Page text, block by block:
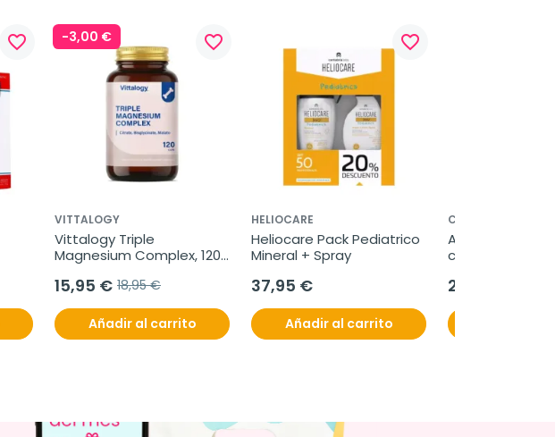
favorite_border -3,00 € favorite_border
VITTALOGY
Vittalogy Triple
Magnesium Complex, 120
15,95 € 18,95 €
Añadir al carrito
favorite_border
HELIOCARE
Heliocare Pack Pediatrico
Mineral + Spray
37,95 €
Añadir al carrito
CANTABRIA LABS
Aktuva Ak
cápsulas
26,95 €